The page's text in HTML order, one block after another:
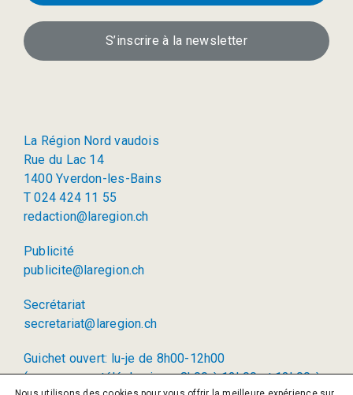
S’inscrire à la newsletter
La Région Nord vaudois
Rue du Lac 14
1400 Yverdon-les-Bains
T 024 424 11 55
redaction@laregion.ch
Publicité
publicite@laregion.ch
Secrétariat
secretariat@laregion.ch
Guichet ouvert: lu-je de 8h00-12h00
(permanence téléphonique: 8h00 à 12h00 et 13h00 à